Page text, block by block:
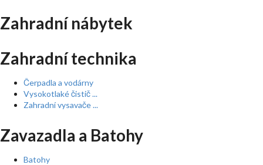
Zahradní nábytek
Zahradní technika
Čerpadla a vodárny
Vysokotlaké čistič ...
Zahradní vysavače ...
Zavazadla a Batohy
Batohy